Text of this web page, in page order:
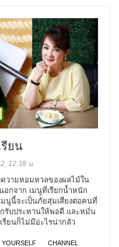
ยน
12:38 น.
วามหอมหวลของผลไม้ใน
อกจาก เมนูที่เรียกน้ำหนัก
มนูนี้จะเป็นภัยสุ่มเสี่ยงต่อคนที่
รับประทานให้พอดี และหมั่น
รียนก็ไม่มีอะไรน่ากลัว
CHANNEL